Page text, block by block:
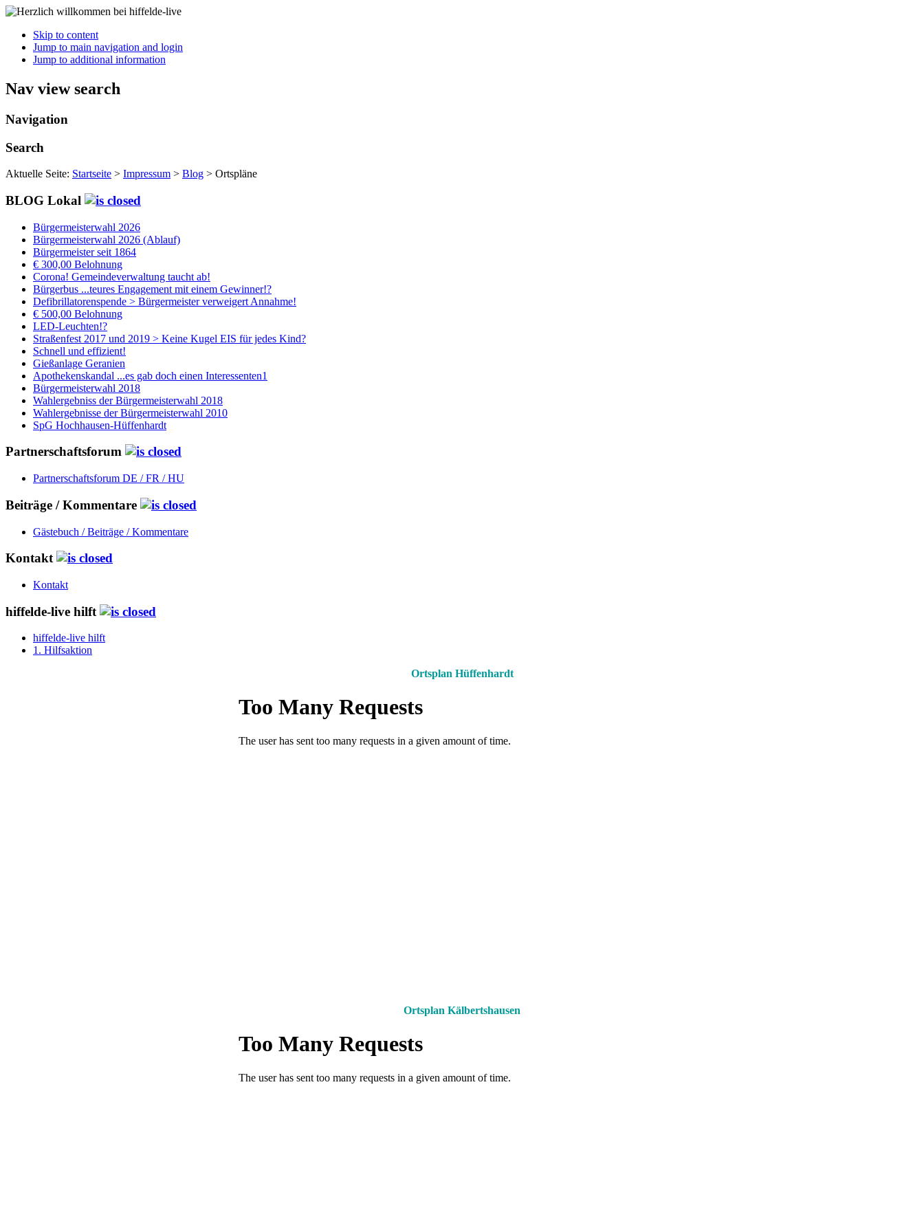
Skip to content
Jump to main navigation and login
Jump to additional information
Nav view search
Navigation
Search
Aktuelle Seite: Startseite > Impressum > Blog > Ortspläne
BLOG Lokal
Bürgermeisterwahl 2026
Bürgermeisterwahl 2026 (Ablauf)
Bürgermeister seit 1864
€ 300,00 Belohnung
Corona! Gemeindeverwaltung taucht ab!
Bürgerbus ...teures Engagement mit einem Gewinner!?
Defibrillatorenspende > Bürgermeister verweigert Annahme!
€ 500,00 Belohnung
LED-Leuchten!?
Straßenfest 2017 und 2019 > Keine Kugel EIS für jedes Kind?
Schnell und effizient!
Gießanlage Geranien
Apothekenskandal ...es gab doch einen Interessenten1
Bürgermeisterwahl 2018
Wahlergebniss der Bürgermeisterwahl 2018
Wahlergebnisse der Bürgermeisterwahl 2010
SpG Hochhausen-Hüffenhardt
Partnerschaftsforum
Partnerschaftsforum DE / FR / HU
Beiträge / Kommentare
Gästebuch / Beiträge / Kommentare
Kontakt
Kontakt
hiffelde-live hilft
hiffelde-live hilft
1. Hilfsaktion
Ortsplan Hüffenhardt
Ortsplan Kälbertshausen